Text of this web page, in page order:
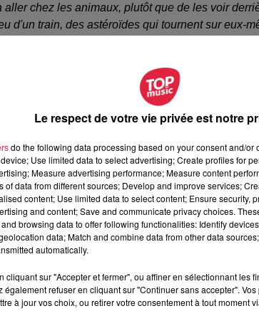
chez les animaux, plutôt que de les voir
d'un train, des astéroïdes qui tournent sur eux-
tombée, et c'est la première fois dans l'histoire
. Il y en a pour tous les goûts et tous
familiale qui vient. Ce qu'on souhaite, c'est
des animaux, des spectacles et des attractions,
et en profiter pour faire un tour àl'Ecomusée
d'aller d'un site à l'autre à votre guise pendant
Le respect de votre vie privée est notre
do the following data processing based on your consent and/or
Use limited data to select advertising; Create profiles for
Measure advertising performance; Measure content
of data from different sources; Develop and improve services;
content; Use limited data to select content; Ensure security,
and content; Save and communicate privacy choices.
browsing data to offer following functionalities: Identify
data; Match and combine data from other data
automatically.
cliquant sur "Accepter et fermer", ou affiner en sélectionnant les
également refuser en cliquant sur "Continuer sans accepter".
à jour vos choix, ou retirer votre consentement à tout moment